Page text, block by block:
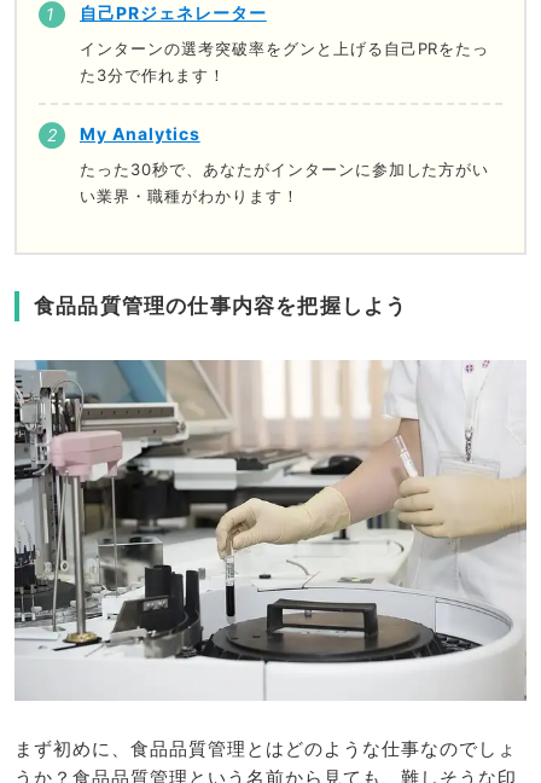
自己PRジェネレーター
インターンの選考突破率をグンと上げる自己PRをたっ
た3分で作れます！
My Analytics
たった30秒で、あなたがインターンに参加した方がい
い業界・職種がわかります！
食品品質管理の仕事内容を把握しよう
まず初めに、食品品質管理とはどのような仕事なのでしょ
うか？食品品質管理という名前から見ても、難しそうな印